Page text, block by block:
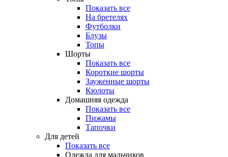
Показать все
На бретелях
Футболки
Блузы
Топы
Шорты
Показать все
Короткие шорты
Зауженные шорты
Кюлоты
Домашняя одежда
Показать все
Пижамы
Тапочки
Для детей
Показать все
Одежда для мальчиков